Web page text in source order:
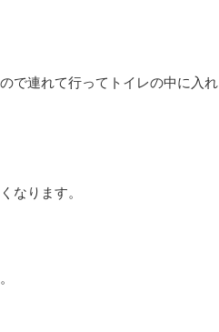
で連れて行ってトイレの中に入れ
なります。